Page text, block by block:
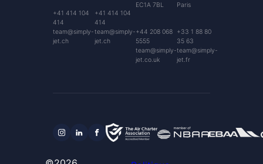
+41 414 104
414
team@simply-
jet.ch
+41 414 104
414
team@simply-
jet.ch
EC1A 7BL
+44 208 068
5555
team@simply-
jet.co.uk
Paris
+33 1 88 80
35 63
team@simply-
jet.fr